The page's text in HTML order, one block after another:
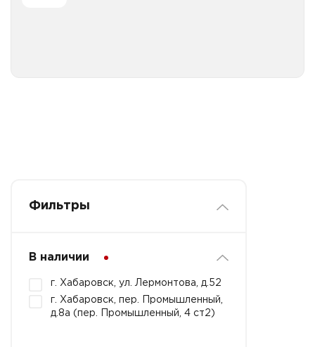
Фильтры
В наличии
г. Хабаровск, ул. Лермонтова, д.52
г. Хабаровск, пер. Промышленный,
д.8а (пер. Промышленный, 4 ст2)